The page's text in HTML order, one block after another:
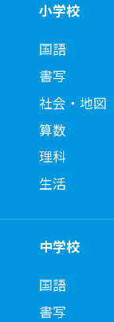
小学校
国語
書写
社会・地図
算数
理科
生活
中学校
国語
書写